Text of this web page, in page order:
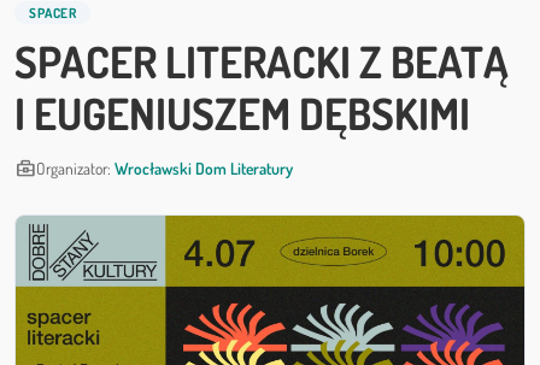
SPACER
SPACER LITERACKI Z BEATĄ
I EUGENIUSZEM DĘBSKIMI
business_centerOrganizator: Wrocławski Dom Literatury